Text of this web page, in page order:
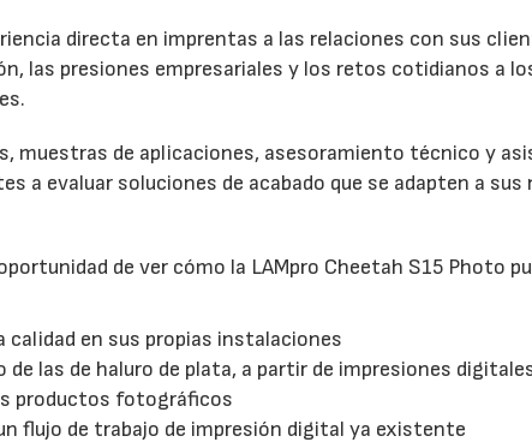
directa en imprentas a las relaciones con sus
las presiones empresariales y los retos cotidianos a
muestras de aplicaciones, asesoramiento técnico y
a evaluar soluciones de acabado que se adapten a sus
de ver cómo la LAMpro Cheetah S15 Photo
en sus propias instalaciones
las de haluro de plata, a partir de impresiones
productos fotográficos
flujo de trabajo de impresión digital ya existente